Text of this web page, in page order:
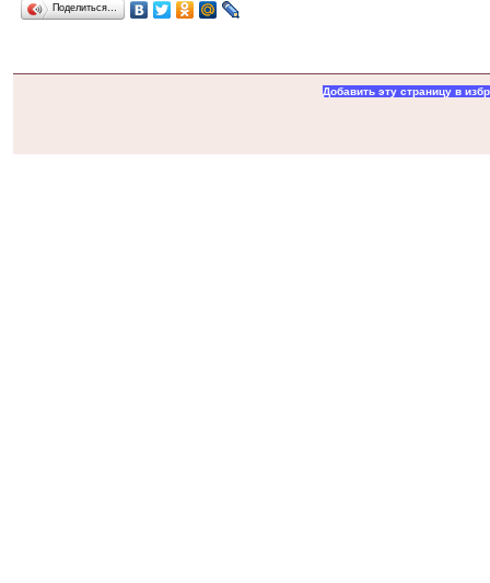
Поделиться…
Добавить эту страницу в